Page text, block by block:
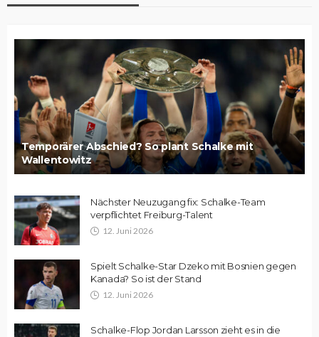
Temporärer Abschied? So plant Schalke mit
Wallentowitz
Nächster Neuzugang fix: Schalke-Team
verpflichtet Freiburg-Talent
12. Juni 2026
Spielt Schalke-Star Dzeko mit Bosnien gegen
Kanada? So ist der Stand
12. Juni 2026
Schalke-Flop Jordan Larsson zieht es in die